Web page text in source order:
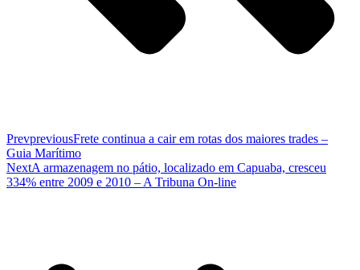
PrevpreviousFrete continua a cair em rotas dos maiores trades –
Guia Marítimo
NextA armazenagem no pátio, localizado em Capuaba, cresceu
334% entre 2009 e 2010 – A Tribuna On-line